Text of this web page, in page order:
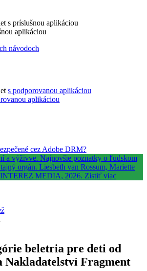
s príslušnou aplikáciou
aplikáciou
návodoch
s podporovanou aplikáciou
aplikáciou
cez Adobe DRM?
beletria pre deti od
Nakladatelství Fragment